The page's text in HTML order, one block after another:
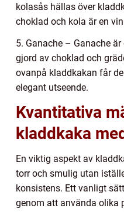
kolasås hällas över
choklad och kola är en
5. Ganache – Ganache
gjord av choklad och
ovanpå kladdkakan får
elegant utseende.
Kvantitativa
kladdkaka
En viktig aspekt av
torr och smulig utan
konsistens. Ett vanligt
genom att använda olika